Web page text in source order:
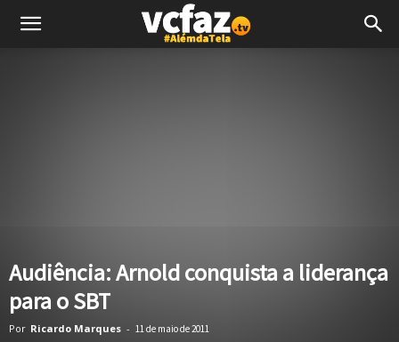
Audiência: Arnold conquista a liderança
para o SBT
Por Ricardo Marques - 11 de maio de 2011